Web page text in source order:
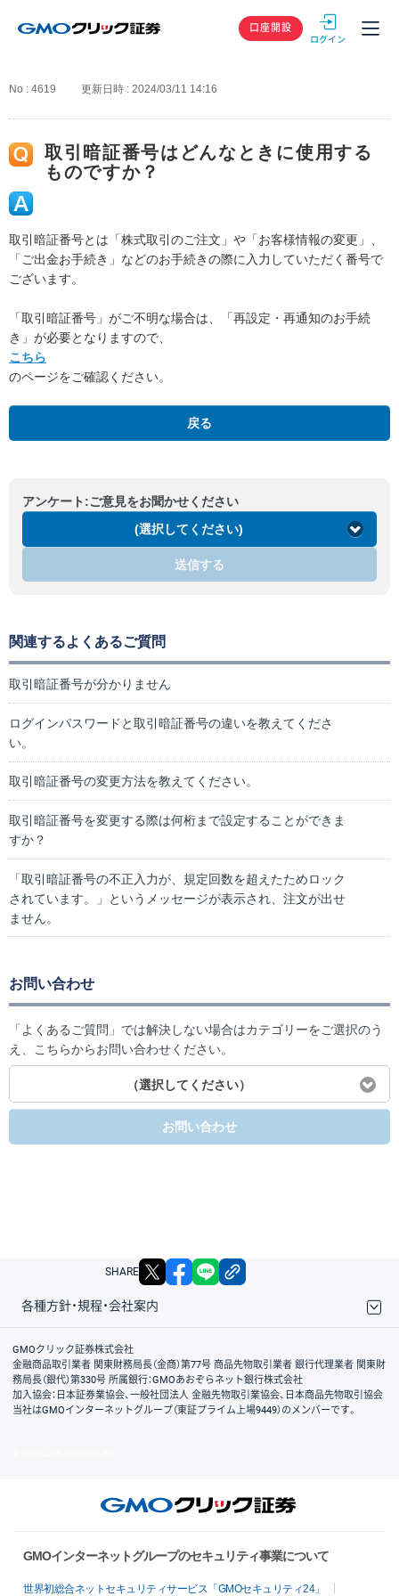
GMOクリック
口座開設
No : 4619 更新日時 : 2024/03/11 14:16
取引暗証番号はどんなときに使用する
ものですか？
取引暗証番号とは「株式取引のご注文」や「お客様情報の変更」、
「ご出金お手続き」などのお手続きの際に入力していただく番号で
ございます。
「取引暗証番号」がご不明な場合は、「再設定・再通知のお手続
き」が必要となりますので、
こちら
のページをご確認ください。
戻る
アンケート:ご意見をお聞かせください
(選択してください)
送信する
関連するよくあるご質問
取引暗証番号が分かりません
ログインパスワードと取引暗証番号の違いを教えてくださ
い。
取引暗証番号の変更方法を教えてください。
取引暗証番号を変更する際は何桁まで設定することができま
すか？
「取引暗証番号の不正入力が、規定回数を超えたためロック
されています。」というメッセージが表示され、注文が出せ
ません。
お問い合わせ
「よくあるご質問」では解決しない場合はカテゴリーをご選択のう
え、こちらからお問い合わせください。
（選択してください）
お問い合わせ
SHARE X facebook
各種方針・規程・会社案内
取引規程・約款
サイトマップ
その他のご案内
個人情報保護方針
最良執行方針
サイトのご利用について
ディスクレイマー
信託保全
リスク説明
会社案内
GMOクリック証券株式会社
金融商品取引業者 関東財務局長（金商）第77号 商品先物取引業者 銀行代理業者 関東財
務局長（銀代）第330号 所属銀行：GMOあおぞらネット銀行株式会社
加入協会：日本証券業協会、一般社団法人 金融先物取引業協会、日本商品先物取引協会
当社はGMOインターネットグループ（東証プライム上場9449）のメンバーです。
GMOインターネットグループのセキュリティ事業について
世界初総合ネットセキュリティサービス「GMOセキュリティ24」